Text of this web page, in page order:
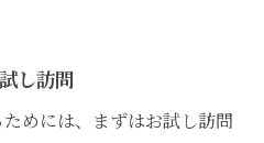
し訪問
めには、まずはお試し訪問